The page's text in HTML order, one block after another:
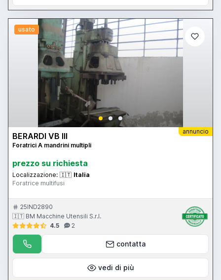
usato
annuncio
BERARDI VB III
Foratrici A mandrini multipli
prezzo su richiesta
Localizzazione: 🇮🇹 Italia
Foratrice multifusi
25IND2890
🇮🇹 BM Macchine Utensili S.r.l.
4.5
2
contatta
vedi di più